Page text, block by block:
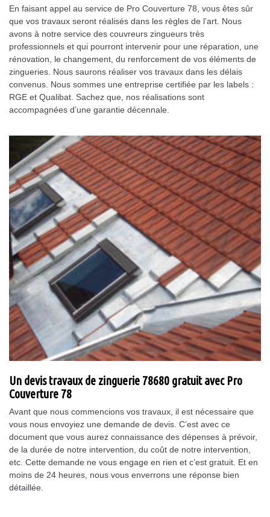
En faisant appel au service de Pro Couverture 78, vous êtes sûr
que vos travaux seront réalisés dans les règles de l’art. Nous
avons à notre service des couvreurs zingueurs très
professionnels et qui pourront intervenir pour une réparation, une
rénovation, le changement, du renforcement de vos éléments de
zingueries. Nous saurons réaliser vos travaux dans les délais
convenus. Nous sommes une entreprise certifiée par les labels :
RGE et Qualibat. Sachez que, nos réalisations sont
accompagnées d’une garantie décennale.
Un devis travaux de zinguerie 78680 gratuit avec Pro
Couverture 78
Avant que nous commencions vos travaux, il est nécessaire que
vous nous envoyiez une demande de devis. C’est avec ce
document que vous aurez connaissance des dépenses à prévoir,
de la durée de notre intervention, du coût de notre intervention,
etc. Cette demande ne vous engage en rien et c’est gratuit. Et en
moins de 24 heures, nous vous enverrons une réponse bien
détaillée.